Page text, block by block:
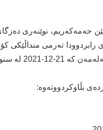
14ی حوزەیرانی 2022، حوسێن
تەرمی منداڵێکی
یۆنان ژێر ئاوکەوت".
بڵاوکردووتەوە: